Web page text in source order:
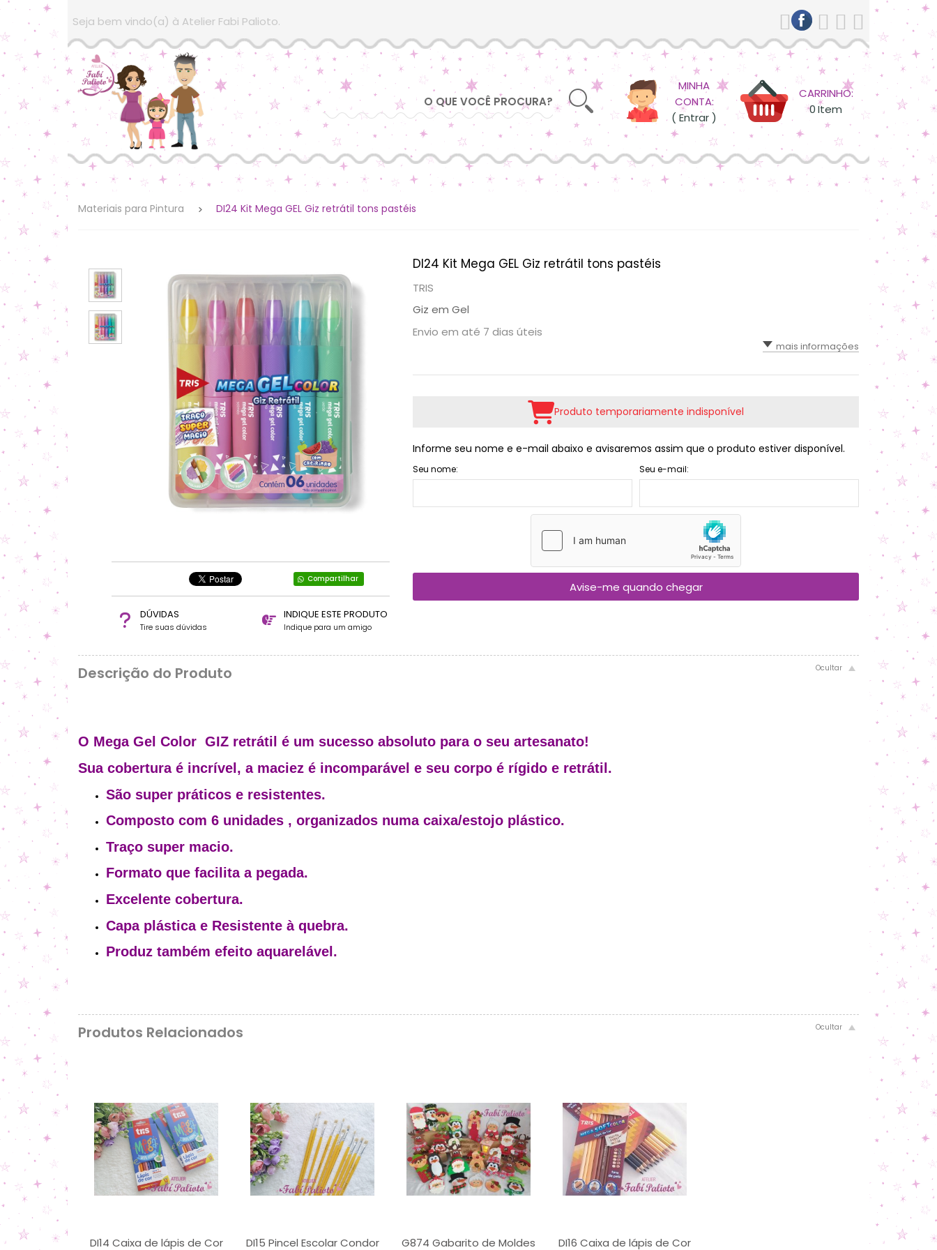
Seja bem vindo(a) à Atelier Fabi Palioto.
MINHA
CONTA:
( Entrar )
CARRINHO:
0Item
Materiais para Pintura DI24 Kit Mega GEL Giz retrátil tons pastéis
Compartilhar
DÚVIDAS
Tire suas dúvidas
INDIQUE ESTE PRODUTO
Indique para um amigo
DI24 Kit Mega GEL Giz retrátil tons pastéis
TRIS
Giz em Gel
Envio em até 7 dias úteis
mais informações
Produto temporariamente indisponível
Informe seu nome e e-mail abaixo e avisaremos assim que o produto estiver disponível.
Seu nome: Seu e-mail:
Avise-me quando chegar
Descrição do Produto
O Mega Gel Color GIZ retrátil é um sucesso absoluto para o seu artesanato!
Sua cobertura é incrível, a maciez é incomparável e seu corpo é rígido e retrátil.
São super práticos e resistentes.
Composto com 6 unidades , organizados numa caixa/estojo plástico.
Traço super macio.
Formato que facilita a pegada.
Excelente cobertura.
Capa plástica e Resistente à quebra.
Produz também efeito aquarelável.
Produtos Relacionados
DI14 Caixa de lápis de Cor
DI15 Pincel Escolar Condor
G874 Gabarito de Moldes
DI16 Caixa de lápis de Cor